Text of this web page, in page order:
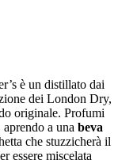
è un distillato dai
dei London Dry,
originale. Profumi
a una beva
che stuzzicherà il
essere miscelata